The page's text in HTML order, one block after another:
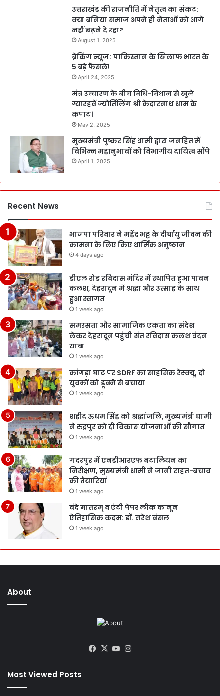
उत्तराखंड की राजनीति में नेतृत्व का संकट:
क्या बनिया समाज अपने ही नेताओं को आगे
नहीं बढ़ने दे रहा?
August 1, 2025
ब्रेकिंग न्यूज : पाकिस्तान के खिलाफ भारत के
5 बड़े फैसले!
April 24, 2025
मंत्र उच्चारण के बीच विधि-विधान से खुले
ग्यारहवें ज्योर्तिलिंग श्री केदारनाथ धाम के
कपाट।
May 2, 2025
मुख्यमंत्री पुष्कर सिंह धामी द्वारा जनहित में
विभिन्न महानुभावों को विभागीय दायित्व सौंपे
April 1, 2025
Recent News
भाजपा परिवार ने महेंद्र भट्ट के दीर्घायु जीवन की
कामना के लिए किए धार्मिक अनुष्ठान
4 days ago
डीएल रोड रविदास मंदिर में स्थापित हुआ पावन
कलश, देहरादून में श्रद्धा और उत्साह के साथ
हुआ स्वागत
1 week ago
समरसता और सामाजिक एकता का संदेश
लेकर देहरादून पहुंची संत रविदास कलश वंदन
यात्रा
1 week ago
कांगड़ा घाट पर SDRF का साहसिक रेस्क्यू, दो
युवकों को डूबने से बचाया
1 week ago
शहीद ऊधम सिंह को श्रद्धांजलि, मुख्यमंत्री धामी
ने रुद्रपुर को दी विकास योजनाओं की सौगात
1 week ago
गदरपुर में एनडीआरएफ बटालियन का
निरीक्षण, मुख्यमंत्री धामी ने जानी राहत-बचाव
की तैयारियां
1 week ago
वंदे मातरम् व एंटी पेपर लीक कानून
ऐतिहासिक कदम: डॉ. नरेश बंसल
1 week ago
About
Facebook
X YouTube
Most Viewed Posts